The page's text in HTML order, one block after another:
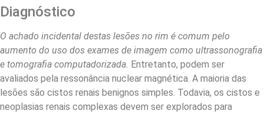
Diagnóstico
O achado incidental destas lesões no rim é comum pelo
aumento do uso dos exames de imagem como ultrassonografia
e tomografia computadorizada. Entretanto, podem ser
avaliados pela ressonância nuclear magnética. A maioria das
lesões são cistos renais benignos simples. Todavia, os cistos e
neoplasias renais complexas devem ser explorados para